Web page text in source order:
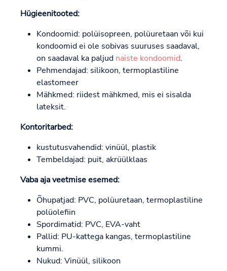
Hügieenitooted:
Kondoomid: polüisopreen, polüuretaan või kui
kondoomid ei ole sobivas suuruses saadaval,
on saadaval ka paljud naiste kondoomid.
Pehmendajad: silikoon, termoplastiline
elastomeer
Mähkmed: riidest mähkmed, mis ei sisalda
lateksit.
Kontoritarbed:
kustutusvahendid: vinüül, plastik
Tembeldajad: puit, akrüülklaas
Vaba aja veetmise esemed:
Õhupatjad: PVC, polüuretaan, termoplastiline
polüolefiin
Spordimatid: PVC, EVA-vaht
Pallid: PU-kattega kangas, termoplastiline
kummi.
Nukud: Vinüül, silikoon